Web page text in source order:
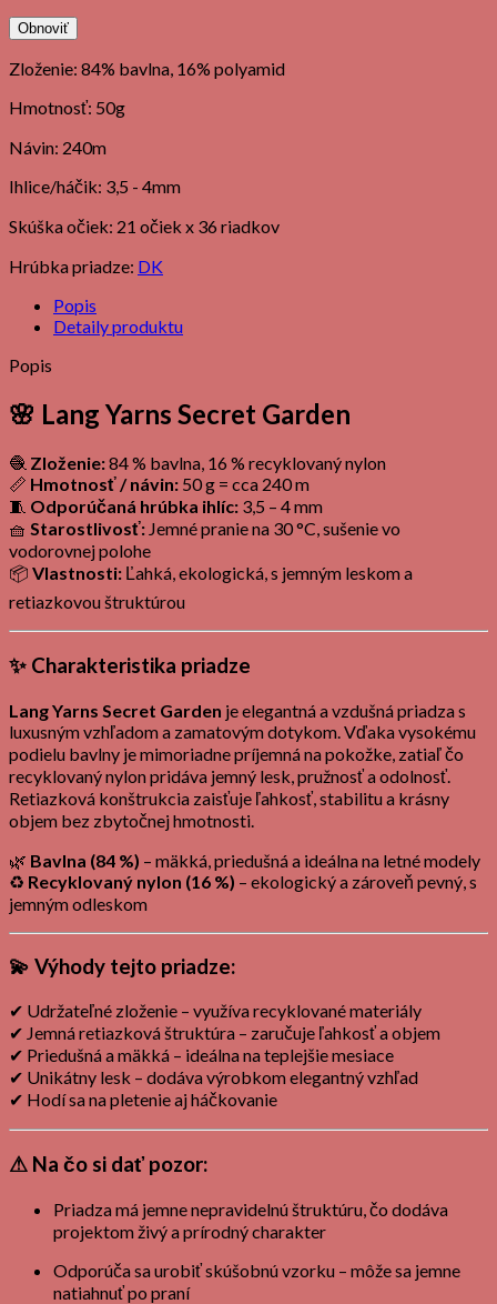
Zloženie: 84% bavlna, 16% polyamid
Hmotnosť: 50g
Návin: 240m
Ihlice/háčik: 3,5 - 4mm
Skúška očiek: 21 očiek x 36 riadkov
Hrúbka priadze: DK
Popis
Detaily produktu
Popis
🌸 Lang Yarns Secret Garden
🧶 Zloženie:84 % bavlna, 16 % recyklovaný nylon
📏 Hmotnosť / návin: 50 g = cca 240 m
🧵 Odporúčaná hrúbka ihlíc: 3,5 – 4 mm
🧺 Starostlivosť: Jemné pranie na 30 °C, sušenie vo
vodorovnej polohe
📦 Vlastnosti: Ľahká, ekologická, s jemným leskom a
retiazkovou štruktúrou
✨ Charakteristika priadze
Lang Yarns Secret Garden je elegantná a vzdušná priadza s
luxusným vzhľadom a zamatovým dotykom. Vďaka vysokému
podielu bavlny je mimoriadne príjemná na pokožke, zatiaľ čo
recyklovaný nylon pridáva jemný lesk, pružnosť a odolnosť.
Retiazková konštrukcia zaisťuje ľahkosť, stabilitu a krásny
objem bez zbytočnej hmotnosti.
🌿 Bavlna (84 %) – mäkká, priedušná a ideálna na letné modely
♻️ Recyklovaný nylon (16 %) – ekologický a zároveň pevný, s
jemným odleskom
💫 Výhody tejto priadze:
✔ Udržateľné zloženie – využíva recyklované materiály
✔ Jemná retiazková štruktúra – zaručuje ľahkosť a objem
✔ Priedušná a mäkká – ideálna na teplejšie mesiace
✔ Unikátny lesk – dodáva výrobkom elegantný vzhľad
✔ Hodí sa na pletenie aj háčkovanie
⚠ Na čo si dať pozor:
Priadza má jemne nepravidelnú štruktúru, čo dodáva
projektom živý a prírodný charakter
Odporúča sa urobiť skúšobnú vzorku – môže sa jemne
natiahnuť po praní